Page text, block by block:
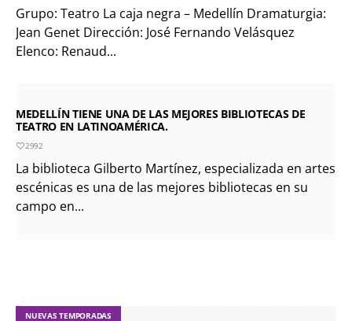
Grupo: Teatro La caja negra – Medellín Dramaturgia:
Jean Genet Dirección: José Fernando Velásquez
Elenco: Renaud...
MEDELLÍN TIENE UNA DE LAS MEJORES BIBLIOTECAS DE
TEATRO EN LATINOAMÉRICA.
2992
La biblioteca Gilberto Martínez, especializada en artes
escénicas es una de las mejores bibliotecas en su
campo en...
NUEVAS TEMPORADAS